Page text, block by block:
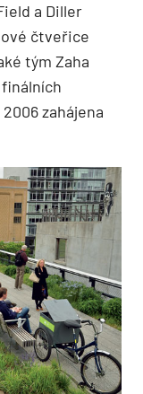
a Diller
čtveřice
tým Zaha
zahájena